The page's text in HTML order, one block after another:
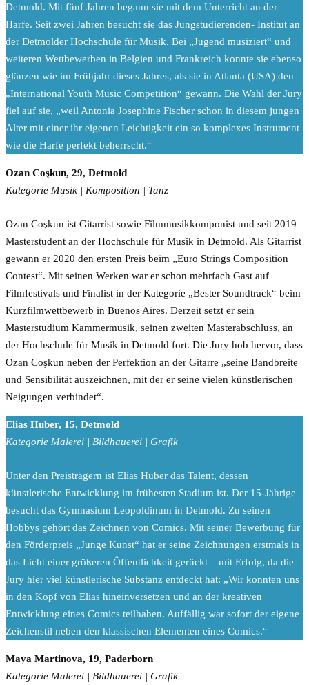
Detmold. Mit fünf Jahren begann sie mit dem Unterricht an der
Harfe. Seit zwei Jahren besucht sie das Jungstudierenden- Institut an
der Detmolder Hochschule für Musik. Bei „Jugend musiziert“ und
weiteren Wettbewerben in Belgien und Frankreich konnte sie ebenso
glänzen wie im Frühjahr dieses Jahres, als sie in Atlanta (USA) den
„International Youth Music Competition“ gewann. Die Wahl der Jury
fiel auf sie, „weil Antonia Josephine Fischer schon in diesem jungen
Alter mit einer ihr eigenen Leichtigkeit ein so komplexes Instrument
wie die Harfe perfekt beherrscht.“
Ozan Coşkun, 29, Detmold
Kategorie Musik | Komposition | Tanz
Ozan Coşkun ist Gitarrist sowie Filmmusikkomponist und seit 2019
Masterstudent an der Hochschule für Musik in Detmold. Als Gitarrist
gewann er 2020 den ersten Preis beim „Euro Strings Composition
Contest“. Mit seinen Werken war er schon mehrfach Gast auf
Filmfestivals und Finalist in der Kategorie „Bester Soundtrack“ beim
Kurzfilmwettbewerb in Buenos Aires. Derzeit setzt er sein
Masterstudium Kammermusik, seinen zweiten Masterabschluss, an
der Hochschule für Musik in Detmold fort. Die Jury hob hervor, dass
Ozan Coşkun neben der Perfektion an der Gitarre „seine Bandbreite
und Sensibilität auszeichnen, mit der er seine vielen künstlerischen
Neigungen verbindet“.
Elias Huber, 15, Detmold
Kategorie Malerei | Bildhauerei | Grafik
Unter den Preisträgern ist Elias Huber das Talent, dessen
künstlerische Entwicklung im frühesten Stadium ist. Der 15-Jährige
besucht das Gymnasium Leopoldinum in Detmold. Zu seinen
Hobbys gehört das Zeichnen von Comics. Mit seiner Bewerbung für
den Förderpreis „Junge Kunst“ hat er seine Zeichnungen erstmals in
das Licht einer größeren Öffentlichkeit gerückt – mit Erfolg, da die
Jury hier viel künstlerische Substanz entdeckt hat: „Wir konnten uns
in den Kopf von Elias hineinversetzen und an der kreativen
Entwicklung eines Comics teilhaben. Auffällig war sofort der eigene
Zeichenstil neben den klassischen Elementen eines Comics.“
Maya Martinova, 19, Paderborn
Kategorie Malerei | Bildhauerei | Grafik